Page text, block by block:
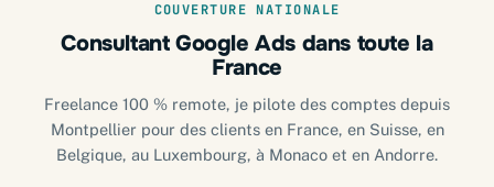
COUVERTURE NATIONALE
Consultant Google Ads dans toute la
France
Freelance 100 % remote, je pilote des comptes depuis
Montpellier pour des clients en France, en Suisse, en
Belgique, au Luxembourg, à Monaco et en Andorre.